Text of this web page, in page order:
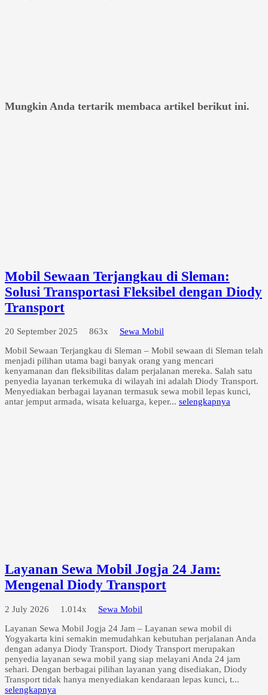
Mungkin Anda tertarik membaca artikel berikut ini.
Mobil Sewaan Terjangkau di Sleman:
Solusi Transportasi Fleksibel dengan Diody
Transport
20 September 2025 863x
Sewa Mobil
Mobil Sewaan Terjangkau di Sleman – Mobil sewaan di Sleman telah
menjadi pilihan utama bagi banyak orang yang mencari
kenyamanan dan fleksibilitas dalam perjalanan mereka. Salah satu
penyedia layanan terkemuka di wilayah ini adalah Diody Transport.
Menyediakan berbagai layanan termasuk sewa mobil lepas kunci,
antar jemput armada, wisata keluarga, keper... selengkapnya
Layanan Sewa Mobil Jogja 24 Jam:
Mengenal Diody Transport
2 July 2026 1.014x
Sewa Mobil
Layanan Sewa Mobil Jogja 24 Jam – Layanan sewa mobil di
Yogyakarta kini semakin memudahkan kebutuhan perjalanan Anda
dengan adanya Diody Transport. Diody Transport merupakan
penyedia layanan sewa mobil yang siap melayani Anda 24 jam
sehari. Dengan berbagai pilihan layanan yang disediakan, Diody
Transport tidak hanya menyediakan kendaraan lepas kunci, t...
selengkapnya